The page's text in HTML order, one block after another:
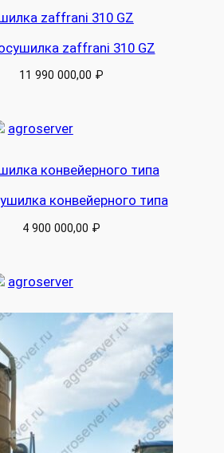
zaffrani 310 GZ
11 990 000,00 ₽
agroserver
конвейерного типа
4 900 000,00 ₽
agroserver